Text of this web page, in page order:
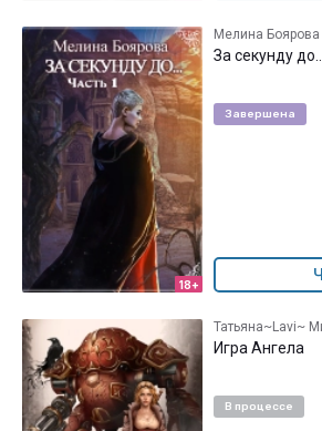
18+
Мелина Боярова
За секунду до...
Завершена
Татьяна~Lavi~
Игра Ангела
В процессе